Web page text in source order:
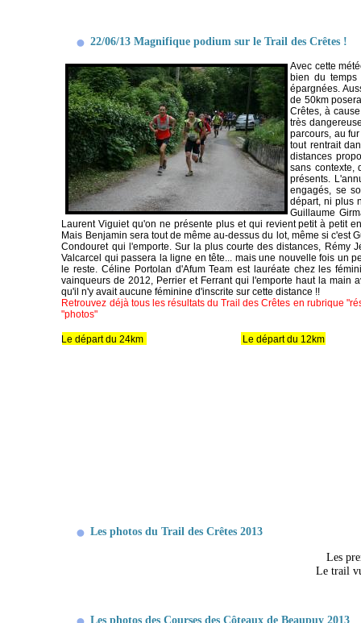
22/06/13 Magnifique podium sur le Trail des Crêtes !
Avec cette
bien du
épargnées.
de 50km
Crêtes, à
très
parcours, au
tout rentrait
distances
sans contexte,
présents.
engagés, se
départ, ni plus
Guillaume
Laurent Viguiet qu'on ne présente plus et qui revient petit à petit
Mais Benjamin sera tout de même au-dessus du lot, même si c'est
Condouret qui l'emporte. Sur la plus courte des distances, Rémy
Valcarcel qui passera la ligne en tête... mais une nouvelle fois un
le reste. Céline Portolan d'Afum Team est lauréate chez les
vainqueurs de 2012, Perrier et Ferrant qui l'emporte haut la main
qu'il n'y avait aucune féminine d'inscrite sur cette distance !!
Retrouvez déjà tous les résultats du Trail des Crêtes en rubrique
"photos"
Le départ du 24km Le départ du 12km
Les photos du Trail des Crêtes 2013
Les
Le trail
Les photos des Courses des Côteaux de Beaupuy 2013